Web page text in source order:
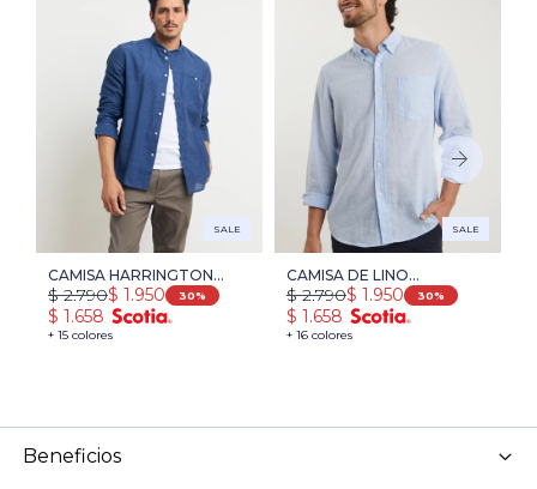
SALE
CAMISA HARRINGTON
LABEL LINO - AZUL PIEDRA
+ 15 colores
$ 1.950
$ 2.790 30
$ 1.658
SALE
CAMISA DE LINO
HARRINGTON LABEL -
CELESTE
+ 16 colores
$ 1.950
$ 2.790 30
$ 1.658
Beneficios